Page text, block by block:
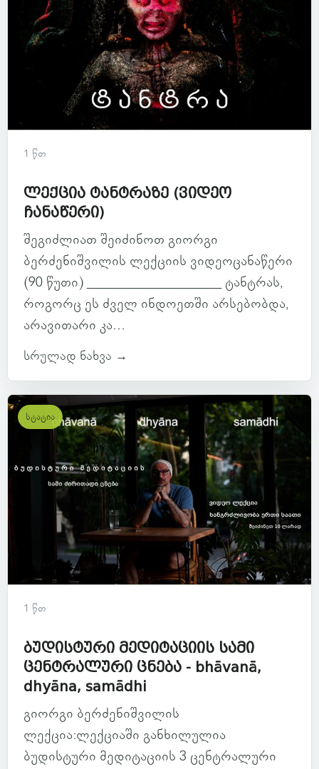
1 წთ
ლექცია ტანტრაზე (ვიდეო
ჩანაწერი)
შეგიძლიათ შეიძინოთ გიორგი
ბერძენიშვილის ლექციის ვიდეოცანაწერი
(90 წუთი) _____________________ ტანტრას,
როგორც ეს ძველ ინდოეთში არსებობდა,
არავითარი კა...
სრულად ნახვა →
სტატია
1 წთ
ბუდისტური მედიტაციის სამი
ცენტრალური ცნება - bhāvanā,
dhyāna, samādhi
გიორგი ბერძენიშვილის
ლექცია:ლექციაში განხილულია
ბუდისტური მედიტაციის 3 ცენტრალური